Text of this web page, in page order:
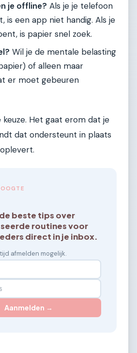
je offline? Als je je telefoon
is een app niet handig. Als je
is papier snel zoek.
Wil je de mentale belasting
of alleen maar
er moet gebeuren
keuze. Het gaat erom dat je
dat ondersteunt in plaats
beste tips over
routines voor
direct in je inbox.
afmelden mogelijk.
Aanmelden →